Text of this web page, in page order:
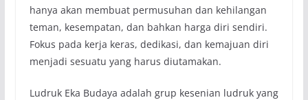
hanya akan membuat permusuhan dan kehilangan
teman, kesempatan, dan bahkan harga diri sendiri.
Fokus pada kerja keras, dedikasi, dan kemajuan diri
menjadi sesuatu yang harus diutamakan.
Ludruk Eka Budaya adalah grup kesenian ludruk yang